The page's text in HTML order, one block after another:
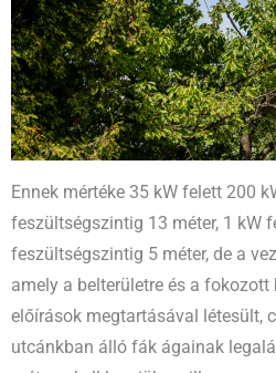
Ennek mértéke 35 kW felett 200
feszültségszintig 13 méter, 1 kW
feszültségszintig 5 méter, de a
amely a belterületre és a
előírások megtartásával létesült,
utcánkban álló fák ágainak